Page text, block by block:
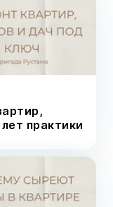
практики